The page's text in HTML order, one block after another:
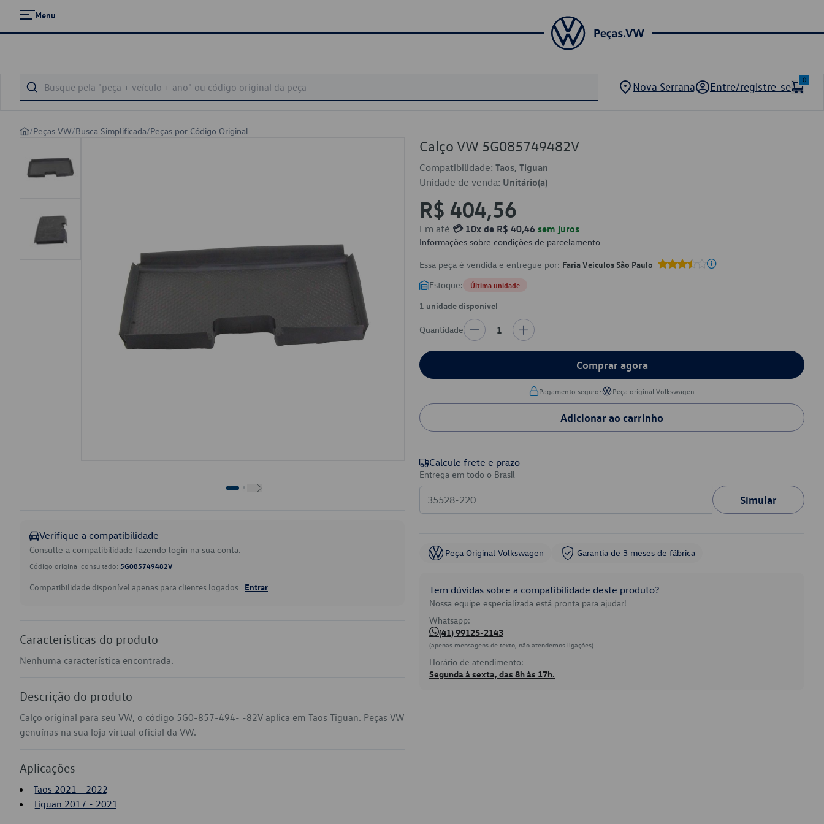
Menu
Nova Serrana Entre/registre-se
0
/Peças VW/Busca Simplificada/Peças por Código Original
Verifique a compatibilidade
Consulte a compatibilidade fazendo login na sua conta.
Código original consultado: 5G085749482V
Compatibilidade disponível apenas para clientes logados. Entrar
Características do produto
Nenhuma característica encontrada.
Descrição do produto
Calço original para seu VW, o código 5G0-857-494- -82V aplica em Taos Tiguan. Peças VW
genuínas na sua loja virtual oficial da VW.
Aplicações
Taos 2021 - 2022
Tiguan 2017 - 2021
Calço VW 5G085749482V
Compatibilidade: Taos, Tiguan
Unidade de venda: Unitário(a)
R$ 404,56
Em até 💳 10x de R$ 40,46 sem juros
Informações sobre condições de parcelamento
Essa peça é vendida e entregue por: Faria Veículos São Paulo
Estoque: Última unidade
1 unidade disponível
Quantidade 1
Comprar agora
Pagamento seguro• Peça original Volkswagen
Adicionar ao carrinho
Calcule frete e prazo
Entrega em todo o Brasil
Simular
Peça Original Volkswagen Garantia de 3 meses de fábrica
Tem dúvidas sobre a compatibilidade deste produto?
Nossa equipe especializada está pronta para ajudar!
Whatsapp:
(41) 99125-2143
(apenas mensagens de texto, não atendemos ligações)
Horário de atendimento:
Segunda à sexta, das 8h às 17h.